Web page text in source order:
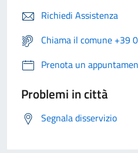
Richiedi Assistenza
Chiama il comune +39
Prenota un
Problemi in città
Segnala disservizio